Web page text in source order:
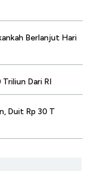
Berlanjut Hari
Dari RI
Duit Rp 30 T